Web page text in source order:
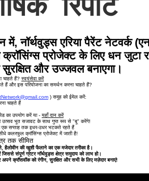
में, नॉर्थवुड्स एरिया पैरेंट नेटवर्क
प्रोजेक्ट के लिए धन जुटा
और उज्जवल बनाएगा।
चाहते हैं? स्वयंसेवा करें
हैं और इस परियोजना का समर्थन करना चाहते हैं?
) समूह को ईमेल करें:
चाहते हैं
का उपयोग करें या - यहाँ दान करें
उत्सव भूत सजावट के साथ गुप्त रूप से "बू" करेंगे!
सप्ताह तक इधर-उधर भटकते रहते हैं
कलरफुल क्रॉसिंग्स प्रोजेक्ट में जाती है!
तक सीमित
हैलोवीन की खुशी फैलाने का एक मजेदार तरीका है।
संपूर्ण ग्रेटर नॉर्थवुड्स क्षेत्र समुदाय को लाभ हो।
क्रॉसवॉक को रंगीन, सुरक्षित और सभी के लिए मज़ेदार बनाएं!